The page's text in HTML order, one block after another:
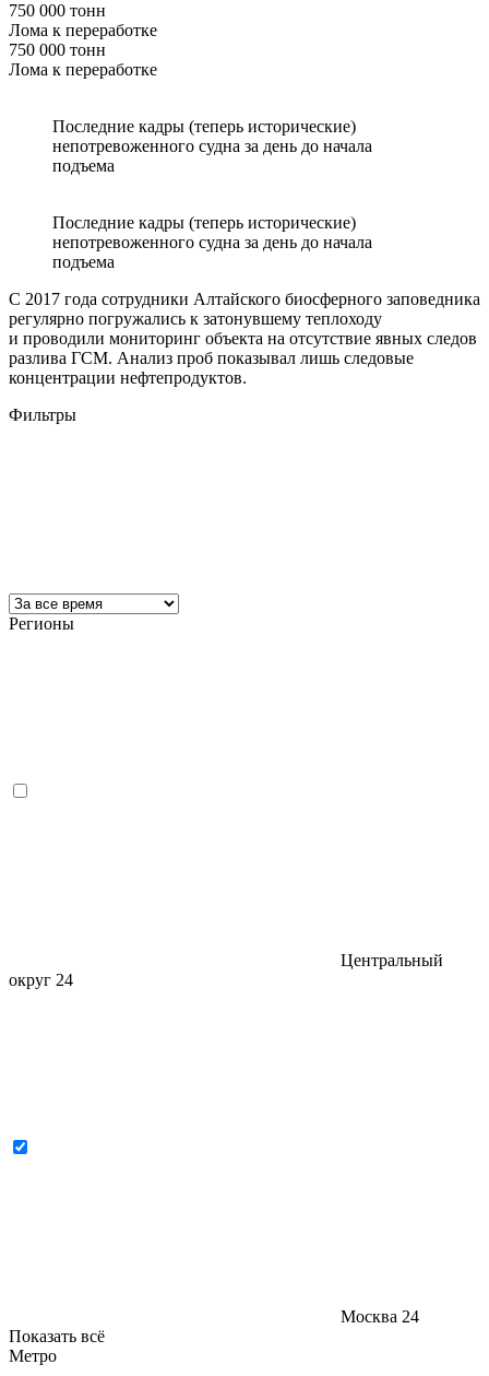
750 000 тонн
Лома к переработке
750 000 тонн
Лома к переработке
Последние кадры (теперь исторические)
непотревоженного судна за день до начала
подъема
Последние кадры (теперь исторические)
непотревоженного судна за день до начала
подъема
С 2017 года сотрудники Алтайского биосферного заповедника
регулярно погружались к затонувшему теплоходу
и проводили мониторинг объекта на отсутствие явных следов
разлива ГСМ. Анализ проб показывал лишь следовые
концентрации нефтепродуктов.
Фильтры
Регионы
Центральный
округ 24
Москва 24
Показать всё
Метро